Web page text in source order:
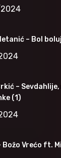
– Bol
–
(1)
Božo Vrećo ft.